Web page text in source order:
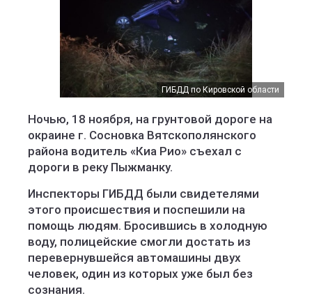
ГИБДД по Кировской области
Ночью, 18 ноября, на грунтовой дороге на
окраине г. Сосновка Вятскополянского
района водитель «Киа Рио» съехал с
дороги в реку Пыжманку.
Инспекторы ГИБДД были свидетелями
этого происшествия и поспешили на
помощь людям. Бросившись в холодную
воду, полицейские смогли достать из
перевернувшейся автомашины двух
человек, один из которых уже был без
сознания.